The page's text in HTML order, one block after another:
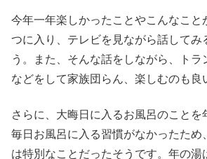
今年一年楽しかったことやこんなこと
つに入り、テレビを見ながら話してみ
う。また、そんな話をしながら、トラ
などをして家族団らん、楽しむのも良
さらに、大晦日に入るお風呂のことを
毎日お風呂に入る習慣がなかったため
は特別なことだったそうです。年の湯